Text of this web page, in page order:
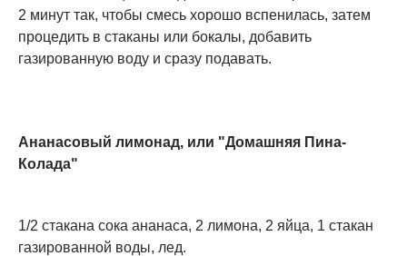
2 минут так, чтобы смесь хорошо вспенилась, затем
процедить в стаканы или бокалы, добавить
газированную воду и сразу подавать.
Ананасовый лимонад, или "Домашняя Пина-
Колада"
1/2 стакана сока ананаса, 2 лимона, 2 яйца, 1 стакан
газированной воды, лед.